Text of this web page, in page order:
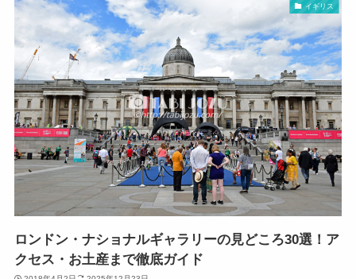
イギリス
ロンドン・ナショナルギャラリーの見どころ30選！ア
クセス・お土産まで徹底ガイド